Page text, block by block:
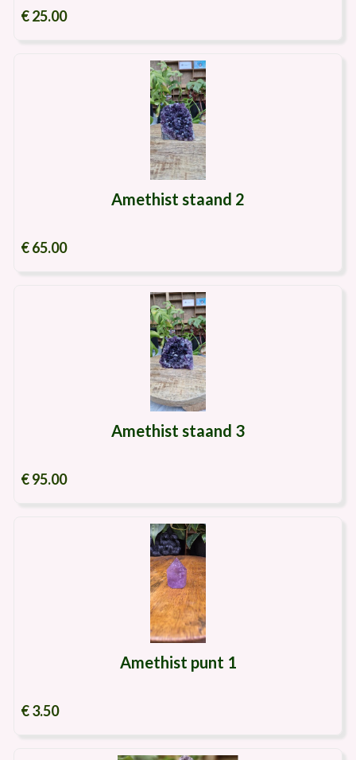
€ 25.00
Amethist staand 2
€ 65.00
Amethist staand 3
€ 95.00
Amethist punt 1
€ 3.50